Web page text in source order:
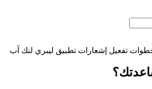
تفعيل إشعارات تطبيق ليبري لنك آب